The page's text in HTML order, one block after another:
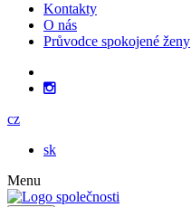
Kontakty
O nás
Průvodce spokojené ženy
cz
sk
Menu